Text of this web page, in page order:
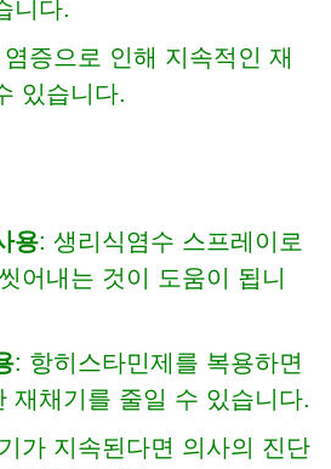
니다.
증으로 인해 지속적인 재
있습니다.
용: 생리식염수 스프레이로
어내는 것이 도움이 됩니
: 항히스타민제를 복용하면
재채기를 줄일 수 있습니다.
가 지속된다면 의사의 진단